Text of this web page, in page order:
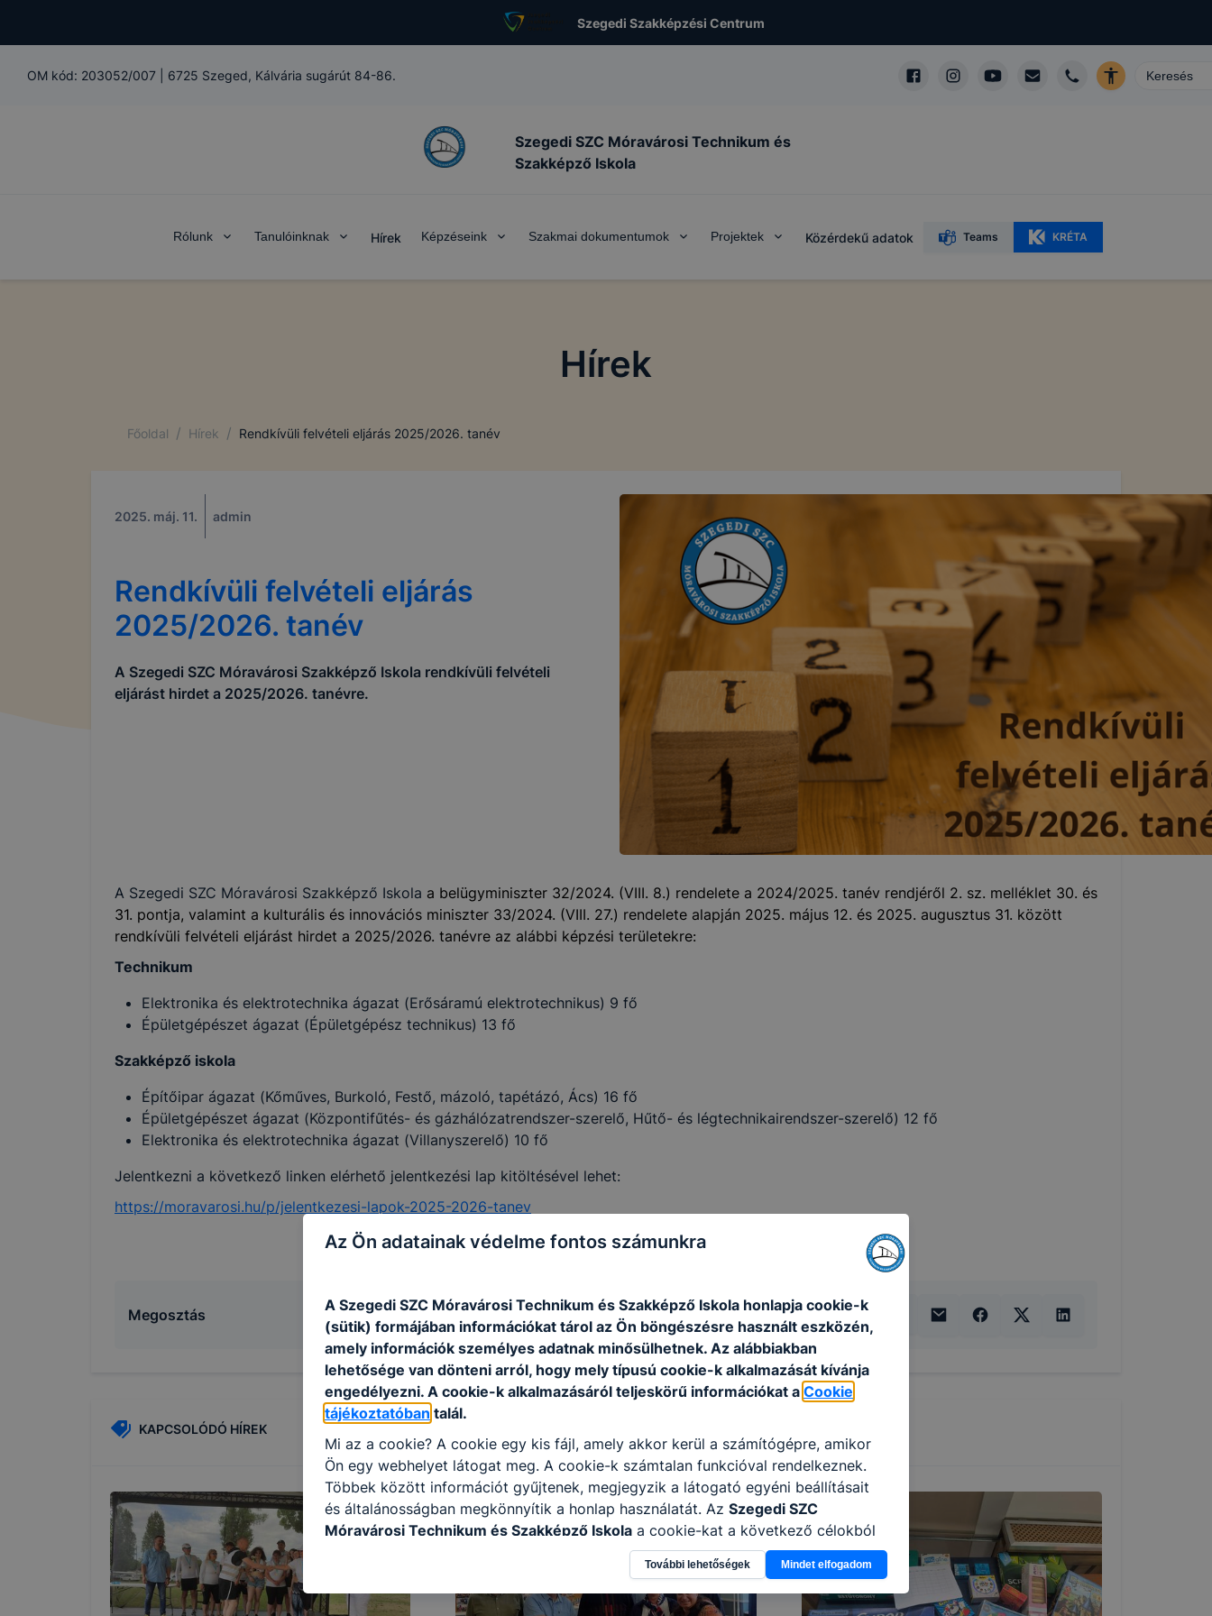
Szegedi Szakképzési Centrum
OM kód: 203052/007 6725 Szeged, Kálvária sugárút 84-86.
Szegedi SZC Móravárosi Technikum és
Szakképző Iskola
Rólunk Tanulóinknak Hírek Képzéseink Szakmai dokumentumok Projektek Közérdekű adatok Teams KRÉTA
Hírek
Főoldal / Hírek / Rendkívüli felvételi eljárás 2025/2026. tanév
2025. máj. 11. admin
Rendkívüli felvételi eljárás
2025/2026. tanév
A Szegedi SZC Móravárosi Szakképző Iskola rendkívüli felvételi
eljárást hirdet a 2025/2026. tanévre.
A Szegedi SZC Móravárosi Szakképző Iskola a belügyminiszter 32/2024. (VIII. 8.) rendelete a 2024/2025. tanév rendjéről 2. sz. melléklet 30. és
31. pontja, valamint a kulturális és innovációs miniszter 33/2024. (VIII. 27.) rendelete alapján 2025. május 12. és 2025. augusztus 31. között
rendkívüli felvételi eljárást hirdet a 2025/2026. tanévre az alábbi képzési területekre:
Technikum
Elektronika és elektrotechnika ágazat (Erősáramú elektrotechnikus) 9 fő
Épületgépészet ágazat (Épületgépész technikus) 13 fő
Szakképző iskola
Építőipar ágazat (Kőműves, Burkoló, Festő, mázoló, tapétázó, Ács) 16 fő
Épületgépészet ágazat (Központifűtés- és gázhálózatrendszer-szerelő, Hűtő- és légtechnikairendszer-szerelő) 12 fő
Elektronika és elektrotechnika ágazat (Villanyszerelő) 10 fő
Jelentkezni a következő linken elérhető jelentkezési lap kitöltésével lehet:
https://moravarosi.hu/p/jelentkezesi-lapok-2025-2026-tanev
Megosztás
KAPCSOLÓDÓ HÍREK
Az Ön adatainak védelme fontos számunkra
A Szegedi SZC Móravárosi Technikum és Szakképző Iskola honlapja cookie-k
(sütik) formájában információkat tárol az Ön böngészésre használt eszközén,
amely információk személyes adatnak minősülhetnek. Az alábbiakban
lehetősége van dönteni arról, hogy mely típusú cookie-k alkalmazását kívánja
engedélyezni. A cookie-k alkalmazásáról teljeskörű információkat a Cookie
tájékoztatóban talál.
Mi az a cookie? A cookie egy kis fájl, amely akkor kerül a számítógépre, amikor
Ön egy webhelyet látogat meg. A cookie-k számtalan funkcióval rendelkeznek.
Többek között információt gyűjtenek, megjegyzik a látogató egyéni beállításait
és általánosságban megkönnyítik a honlap használatát. Az Szegedi SZC
Móravárosi Technikum és Szakképző Iskola a cookie-kat a következő célokból
használja: információ gyűjtése azzal kapcsolatban, hogyan használja Ön a
honlapot -annak felmérésével, hogy a honlap melyik részeit látogatja, vagy
használja leginkább, így megtudhatjuk, hogyan biztosítsunk Önnek még jobb
További lehetőségek Mindet elfogadom